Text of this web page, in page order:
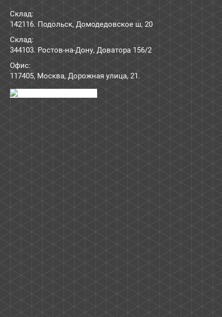
Склад:
142116. Подольск, Домодедовское ш, 20
Склад:
344103. Ростов-на-Дону, Доватора 156/2
Офис:
117405, Москва, Дорожная улица, 21.